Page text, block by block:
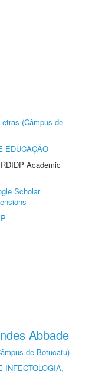
(Câmpus de
EDUCAÇÃO
Academic
Scholar
Abbade
de Botucatu)
INFECTOLOGIA,